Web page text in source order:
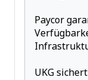
Paycor
UKG